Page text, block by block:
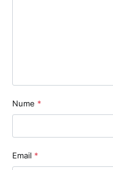
Nume *
Email *